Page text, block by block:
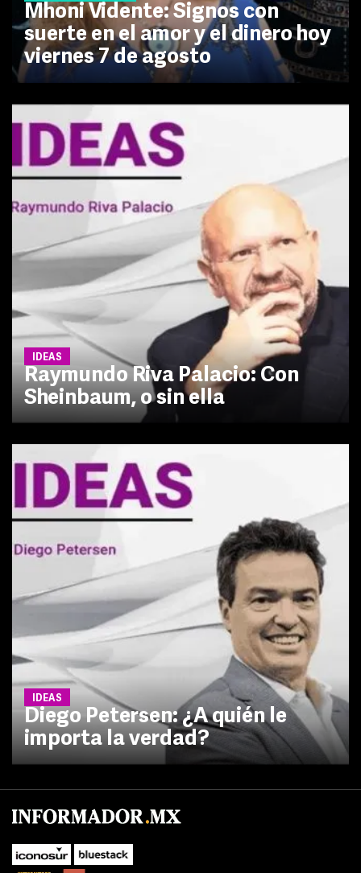
Mhoni Vidente: Signos con
suerte en el amor y el dinero hoy
viernes 7 de agosto
IDEAS
Raymundo Riva Palacio: Con
Sheinbaum, o sin ella
IDEAS
Diego Petersen: ¿A quién le
importa la verdad?